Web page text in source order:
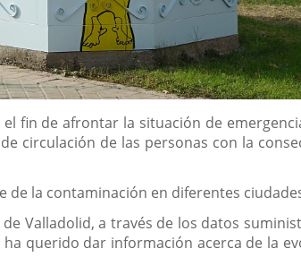
fin de afrontar la situación de
circulación de las personas con la
la contaminación en diferentes
Valladolid, a través de los datos
querido dar información acerca de la